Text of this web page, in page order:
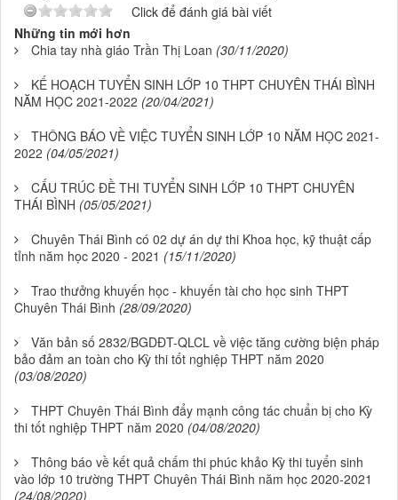
Click để đánh giá bài viết
Những tin mới hơn
Chia tay nhà giáo Trần Thị Loan (30/11/2020)
KẾ HOẠCH TUYỂN SINH LỚP 10 THPT CHUYÊN THÁI BÌNH
NĂM HỌC 2021-2022 (20/04/2021)
THÔNG BÁO VỀ VIỆC TUYỂN SINH LỚP 10 NĂM HỌC 2021-
2022 (04/05/2021)
CẤU TRÚC ĐỀ THI TUYỂN SINH LỚP 10 THPT CHUYÊN
THÁI BÌNH (05/05/2021)
Chuyên Thái Bình có 02 dự án dự thi Khoa học, kỹ thuật cấp
tỉnh năm học 2020 - 2021 (15/11/2020)
Trao thưởng khuyến học - khuyến tài cho học sinh THPT
Chuyên Thái Bình (28/09/2020)
Văn bản số 2832/BGDĐT-QLCL về việc tăng cường biện pháp
bảo đảm an toàn cho Kỳ thi tốt nghiệp THPT năm 2020
(03/08/2020)
THPT Chuyên Thái Bình đẩy mạnh công tác chuẩn bị cho Kỳ
thi tốt nghiệp THPT năm 2020 (04/08/2020)
Thông báo về kết quả chấm thi phúc khảo Kỳ thi tuyển sinh
vào lớp 10 trường THPT Chuyên Thái Bình năm học 2020-2021
(24/08/2020)